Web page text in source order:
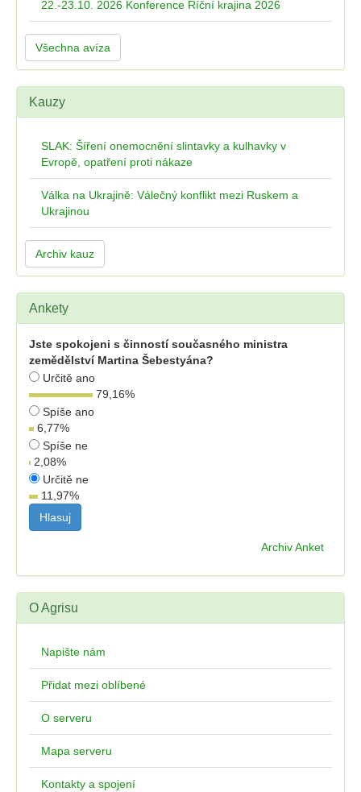
22.-23.10. 2026 Konference Říční krajina 2026
Všechna avíza
Kauzy
SLAK: Šíření onemocnění slintavky a kulhavky v
Evropě, opatření proti nákaze
Válka na Ukrajině: Válečný konflikt mezi Ruskem a
Ukrajinou
Archiv kauz
Ankety
Jste spokojeni s činností současného ministra
zemědělství Martina Šebestyána?
Určitě ano
79,16%
Spíše ano
6,77%
Spíše ne
2,08%
Určitě ne
11,97%
Archiv Anket
O Agrisu
Napište nám
Přidat mezi oblíbené
O serveru
Mapa serveru
Kontakty a spojení